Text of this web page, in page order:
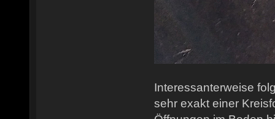
Interessanterweise
sehr exakt einer